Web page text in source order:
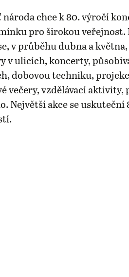
národa chce k 80. výročí
pro širokou veřejnost.
v průběhu dubna a
v ulicích, koncerty,
dobovou techniku,
večery, vzdělávací aktivity,
Největší akce se uskuteční